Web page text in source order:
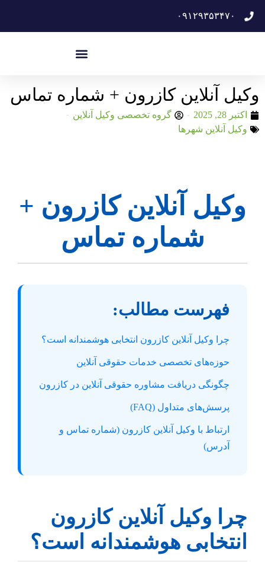
۰۹۱۲۹۳۵۳۴۷۰
وکیل آنلاین کازرون + شماره تماس
اکتبر 28, 2025
گروه تخصصی وکیل آنلاین
وکیل آنلاین شهرها
وکیل آنلاین کازرون +
شماره تماس
فهرست مطالب:
چرا وکیل آنلاین کازرون انتخابی هوشمندانه است؟
حوزه‌های تخصصی خدمات حقوقی آنلاین
چگونگی دریافت مشاوره حقوقی آنلاین در کازرون
پرسش‌های متداول (FAQ)
ارتباط با وکیل آنلاین کازرون (شماره تماس و
آدرس)
چرا وکیل آنلاین کازرون
انتخابی هوشمندانه است؟